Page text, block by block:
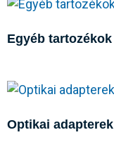
Egyéb tartozékok
Optikai adapterek